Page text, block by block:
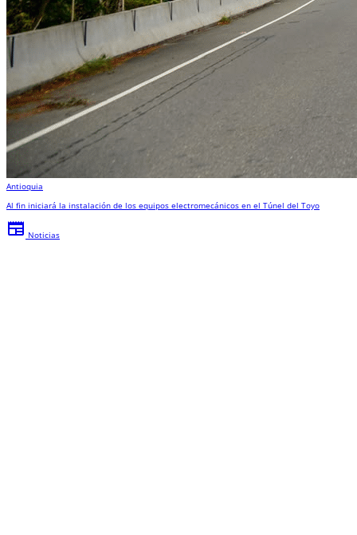
Antioquia
Al fin iniciará la instalación de los equipos electromecánicos en el Túnel del Toyo
newspaper Noticias